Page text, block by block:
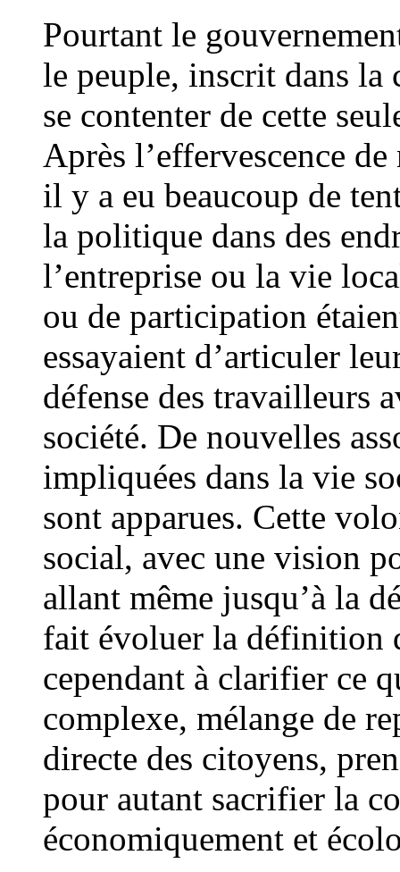
Pourtant le
le peuple, inscrit dans la
se contenter de cette
Après l’effervescence
il y a eu beaucoup de
la politique dans des
l’entreprise ou la vie
ou de participation
essayaient d’articuler
défense des travailleurs
société. De nouvelles
impliquées dans la vie
sont apparues. Cette
social, avec une vision
allant même jusqu’à la
fait évoluer la définition
cependant à clarifier ce
complexe, mélange de
directe des citoyens,
pour autant sacrifier la
économiquement et